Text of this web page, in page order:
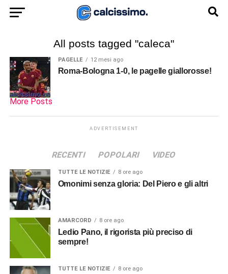
All posts tagged "caleca"
PAGELLE 12 mesi ago
Roma-Bologna 1-0, le pagelle giallorosse!
More Posts
ADVERTISEMENT
RECENTI POPOLARI VIDEO
TUTTE LE NOTIZIE 8 ore ago
Omonimi senza gloria: Del Piero e gli altri
AMARCORD 8 ore ago
Ledio Pano, il rigorista più preciso di
sempre!
TUTTE LE NOTIZIE 8 ore ago